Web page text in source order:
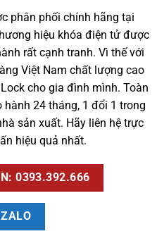
phân phối chính hãng tại
hiệu khóa điện tử được
rất cạnh tranh. Vì thế với
Việt Nam chất lượng cao
cho gia đình mình. Toàn
24 tháng, 1 đổi 1 trong
sản xuất. Hãy liên hệ trực
hiệu quả nhất.
0393.392.666